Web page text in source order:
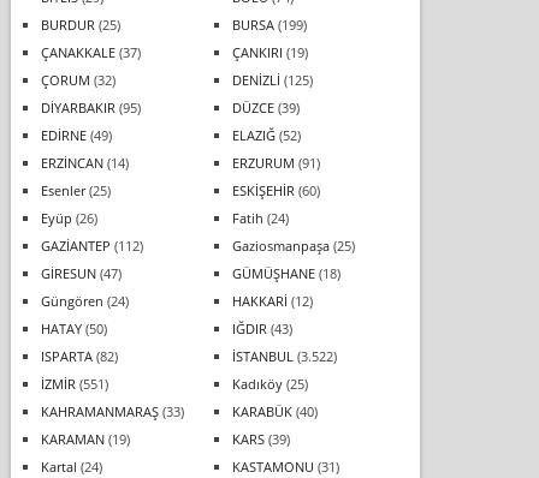
BURDUR (25) BURSA(199)
ÇANAKKALE(37) ÇANKIRI (19)
ÇORUM (32) DENİZLİ (125)
DİYARBAKIR (95) DÜZCE(39)
EDİRNE(49) ELAZIĞ(52)
ERZİNCAN(14) ERZURUM (91)
Esenler(25) ESKİŞEHİR (60)
Eyüp (26) Fatih (24)
GAZİANTEP (112) Gaziosmanpaşa(25)
GİRESUN(47) GÜMÜŞHANE(18)
Güngören (24) HAKKARİ (12)
HATAY(50) IĞDIR (43)
ISPARTA(82) İSTANBUL (3.522)
İZMİR (551) Kadıköy(25)
KAHRAMANMARAŞ(33) KARABÜK(40)
KARAMAN(19) KARS(39)
Kartal (24) KASTAMONU (31)